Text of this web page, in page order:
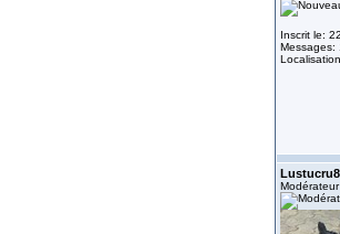
Inscrit le:
Messages:
Modérateur